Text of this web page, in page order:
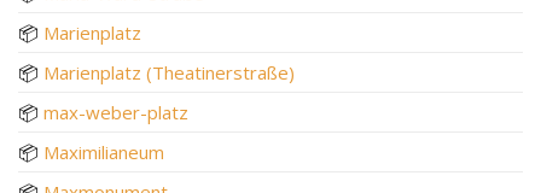
📦 Marienplatz
📦 Marienplatz (Theatinerstraße)
📦 max-weber-platz
📦 Maximilianeum